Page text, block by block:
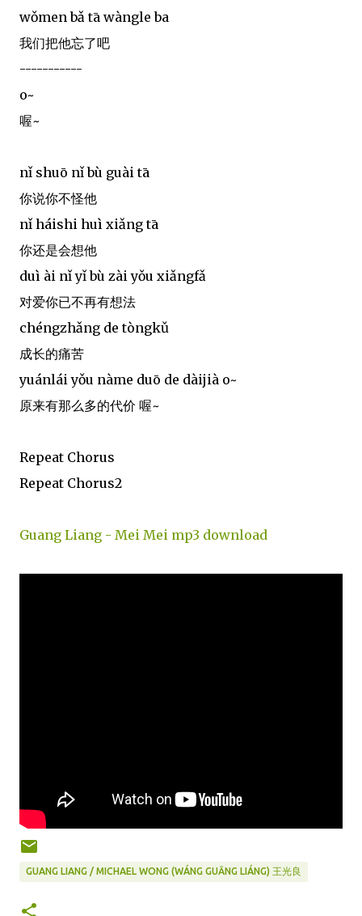
wǒmen bǎ tā wàngle ba
我们把他忘了吧
-----------
o~
喔~
nǐ shuō nǐ bù guài tā
你说你不怪他
nǐ háishi huì xiǎng tā
你还是会想他
duì ài nǐ yǐ bù zài yǒu xiǎngfǎ
对爱你已不再有想法
chéngzhǎng de tòngkǔ
成长的痛苦
yuánlái yǒu nàme duō de dàijià o~
原来有那么多的代价 喔~
Repeat Chorus
Repeat Chorus2
Guang Liang - Mei Mei mp3 download
GUANG LIANG / MICHAEL WONG (WÁNG GUĀNG LIÁNG) 王光良